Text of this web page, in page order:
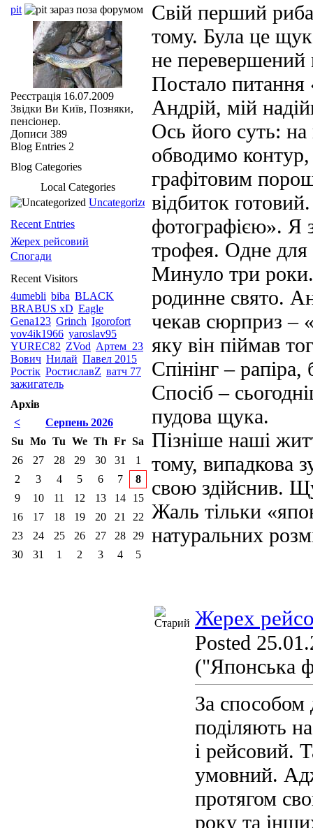
Свій перший
тому. Була це
не перевершений
Постало питання
Андрій, мій
Ось його суть:
обводимо
графітовим
відбиток
фотографією». Я
трофея. Одне для
Минуло три
родинне свято.
чекав сюрприз –
яку він піймав
Спінінг –
Спосіб –
пудова щука.
Пізніше наші
тому, випадкова
свою здійснив.
Жаль тільки
натуральних
Жерех
Posted
("Японська
За способом
поділяють
і рейсовий.
умовний.
протягом
року та
pit
Реєстрація 16.07.2009
Звідки Ви Київ, Позняки,
пенсіонер.
Дописи 389
Blog Entries 2
Blog Categories
Local Categories
Uncategorized
Recent Entries
Жерех рейсовий
Спогади
Recent Visitors
4umebli biba BLACK
BRABUS xD Eagle
Gena123 Grinch Igorofort
vov4ik1966 yaroslav95
YUREC82 ZVod Артем_23
Вович Нилай Павел 2015
Ростік РостиславZ ватч 77
зажигатель
Архів
<
Серпень 2026
Su Mo Tu We Th Fr Sa
26
27 28 29 30 31
1
2
3 4 5 6 7
8
9
10 11 12 13 14
15
16
17 18 19 20 21
22
23
24 25 26 27 28
29
30
31 1 2 3 4 5